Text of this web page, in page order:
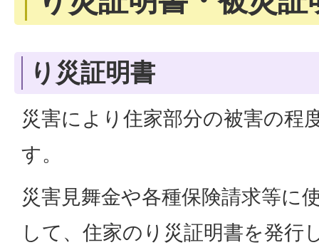
り災証明書
災害により住家部分の被害の程
す。
災害見舞金や各種保険請求等に
して、住家のり災証明書を発行